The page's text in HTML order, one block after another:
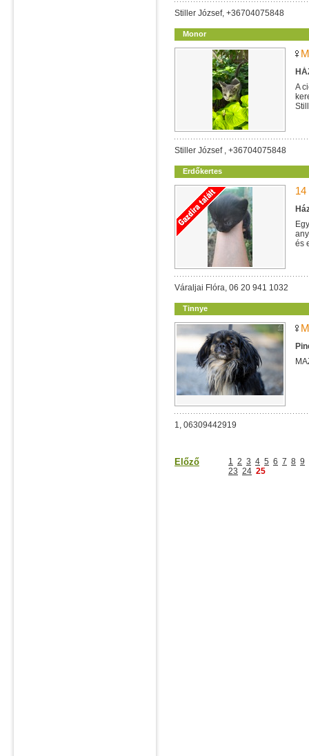
Stiller József, +36704075848
Monor
A
Stiller József , +36704075848
Erdőkertes
és
Váraljai Flóra, 06 20 941 1032
Tinnye
1, 06309442919
Előző 1 2 3 4 5 6 7 8 9
23 24 25